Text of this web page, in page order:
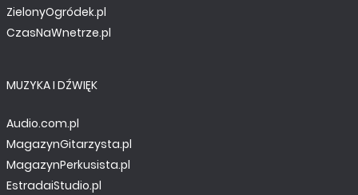
ZielonyOgródek.pl
CzasNaWnetrze.pl
MUZYKA I DŹWIĘK
Audio.com.pl
MagazynGitarzysta.pl
MagazynPerkusista.pl
EstradaiStudio.pl